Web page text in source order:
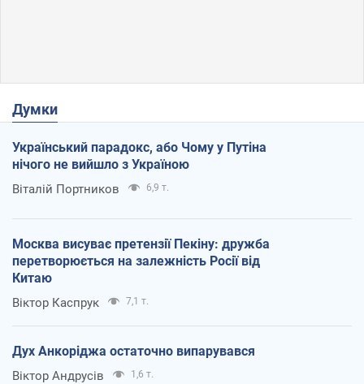
Думки
Український парадокс, або Чому у Путіна
нічого не вийшло з Україною
Віталій Портников 6,9 т.
Москва висуває претензії Пекіну: дружба
перетворюється на залежність Росії від
Китаю
Віктор Каспрук 7,1 т.
Дух Анкоріджа остаточно випарувався
Віктор Андрусів 1,6 т.